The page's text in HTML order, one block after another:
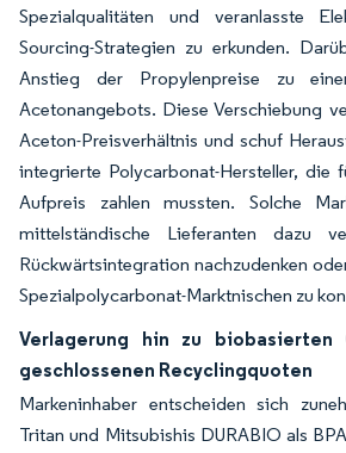
Spezialqualitäten und veranlasste
Sourcing-Strategien zu erkunden.
Anstieg der Propylenpreise zu
Acetonangebots. Diese Verschiebung
Aceton-Preisverhältnis und schuf
integrierte Polycarbonat-Hersteller, die
Aufpreis zahlen mussten. Solche
mittelständische Lieferanten dazu
Rückwärtsintegration nachzudenken
Spezialpolycarbonat-Marktnischen zu
Verlagerung hin zu biobasierten
geschlossenen Recyclingquoten
Markeninhaber entscheiden sich
Tritan und Mitsubishis DURABIO als